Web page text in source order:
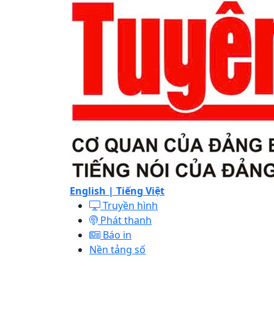
English | Tiếng Việt
Truyền hình
Phát thanh
Báo in
Nền tảng số